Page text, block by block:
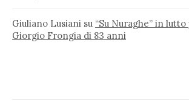
Giuliano Lusiani su “Su Nuraghe” in
Giorgio Frongia di 83 anni